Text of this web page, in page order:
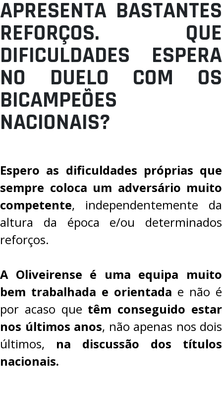
APRESENTA BASTANTES
REFORÇOS. QUE
DIFICULDADES ESPERA
NO DUELO COM OS
BICAMPEÕES
NACIONAIS?
Espero as dificuldades próprias que
sempre coloca um adversário muito
competente, independentemente da
altura da época e/ou determinados
reforços.
A Oliveirense é uma equipa muito
bem trabalhada e orientada e não é
por acaso que têm conseguido estar
nos últimos anos, não apenas nos dois
últimos, na discussão dos títulos
nacionais.